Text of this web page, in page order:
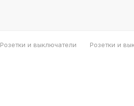
Розетки и выключатели Розетки и